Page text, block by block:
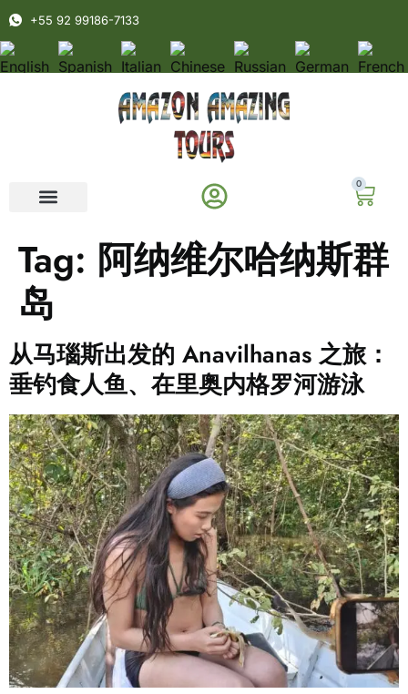
+55 92 99186-7133
0
Tag: 阿纳维尔哈纳斯群
岛
从马瑙斯出发的 Anavilhanas 之旅：
垂钓食人鱼、在里奥内格罗河游泳